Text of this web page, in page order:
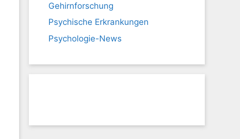
Gehirnforschung
Psychische Erkrankungen
Psychologie-News